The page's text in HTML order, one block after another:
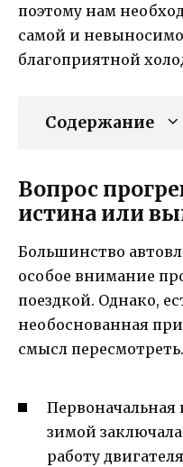
поэтому нам
самой и
благоприятной
Содержание
Вопрос
истина или
Большинство
особое внимание
поездкой. Однако,
необоснованная
смысл пересмотреть.
Первоначальная
зимой
работу